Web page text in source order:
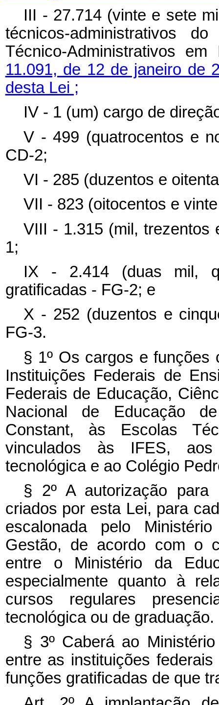
III - 27.714 (vinte e sete
técnicos-administrativos
Técnico-Administrativos
11.091, de 12 de janeiro de
desta Lei ;
IV - 1 (um) cargo de
V - 499 (quatrocentos e
CD-2;
VI - 285 (duzentos e
VII - 823 (oitocentos e
VIII - 1.315 (mil, trezentos
1;
IX - 2.414 (duas mil,
gratificadas - FG-2; e
X - 252 (duzentos e
FG-3.
§ 1º Os cargos e funções
Instituições Federais de
Federais de Educação,
Nacional de Educação
Constant, às Escolas
vinculados às IFES,
tecnológica e ao Colégio
§ 2º A autorização para
criados por esta Lei, para
escalonada pelo
Gestão, de acordo com o
entre o Ministério da
especialmente quanto à
cursos regulares
tecnológica ou de graduação.
§ 3º Caberá ao
entre as instituições
funções gratificadas de que